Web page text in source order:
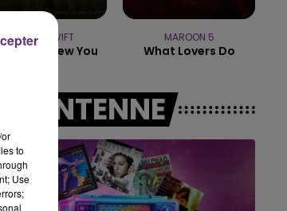
TAYLOR SWIFT
It, I Knew You
MAROON 5
What Lovers Do
A L'ANTENNE
to
Use